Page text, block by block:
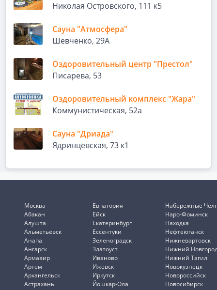
Николая Островского, 111 к5
Сауна "Атмосфера"
Шевченко, 29А
Оздоровительный центр "Престол"
Писарева, 53
Оздоровительный комплекс "Жара"
Коммунистическая, 52а
Сауна "Дриада"
Ядринцевская, 73 к1
Москва
Абакан
Алушта
Альметьевск
Анапа
Ангарск
Армавир
Артем
Архангельск
Астрахань
Евпатория
Ейск
Екатеринбург
Ессентуки
Зеленоградск
Златоуст
Иваново
Ижевск
Иркутск
Йошкар-Ола
Набережные
Наро-Фоминск
Находка
Нефтеюганск
Нижневартовск
Нижний
Нижний Тагил
Новокузнецк
Новороссийск
Новосибирск